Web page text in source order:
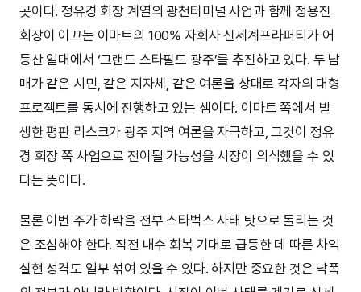
곳이다. 정유경 회장 계열의 광천터미널 사업과 함께 정용진
회장이 이끄는 이마트의 100% 자회사 신세계프라퍼티가 어
등산 일대에서 ‘그랜드 스타필드 광주’를 추진하고 있다. 두 남
매가 같은 시민, 같은 지자체, 같은 여론을 상대로 각자의 대형
프로젝트를 동시에 진행하고 있는 셈이다. 이마트 쪽에서 발
생한 평판 리스크가 광주 지역 여론을 자극하고, 그것이 정유
경 회장 쪽 사업으로 전이될 가능성을 시장이 의식했을 수 있
다는 뜻이다.
물론 이번 주가 하락을 전부 스타벅스 사태 탓으로 돌리는 것
은 조심해야 한다. 직전 내수 회복 기대로 급등한 데 따른 차익
실현 성격도 일부 섞여 있을 수 있다. 하지만 중요한 것은 낙폭